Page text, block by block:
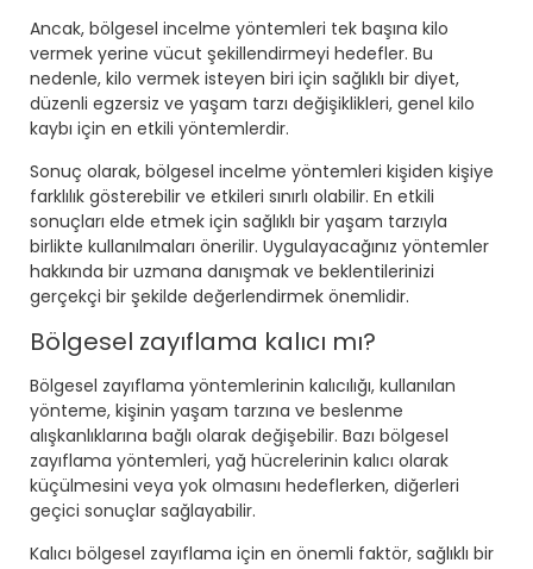
Ancak, bölgesel incelme yöntemleri tek başına kilo
vermek yerine vücut şekillendirmeyi hedefler. Bu
nedenle, kilo vermek isteyen biri için sağlıklı bir diyet,
düzenli egzersiz ve yaşam tarzı değişiklikleri, genel kilo
kaybı için en etkili yöntemlerdir.
Sonuç olarak, bölgesel incelme yöntemleri kişiden kişiye
farklılık gösterebilir ve etkileri sınırlı olabilir. En etkili
sonuçları elde etmek için sağlıklı bir yaşam tarzıyla
birlikte kullanılmaları önerilir. Uygulayacağınız yöntemler
hakkında bir uzmana danışmak ve beklentilerinizi
gerçekçi bir şekilde değerlendirmek önemlidir.
Bölgesel zayıflama kalıcı mı?
Bölgesel zayıflama yöntemlerinin kalıcılığı, kullanılan
yönteme, kişinin yaşam tarzına ve beslenme
alışkanlıklarına bağlı olarak değişebilir. Bazı bölgesel
zayıflama yöntemleri, yağ hücrelerinin kalıcı olarak
küçülmesini veya yok olmasını hedeflerken, diğerleri
geçici sonuçlar sağlayabilir.
Kalıcı bölgesel zayıflama için en önemli faktör, sağlıklı bir